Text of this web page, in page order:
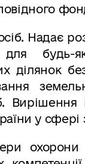
Надає
будь-
ділянок
у сфері